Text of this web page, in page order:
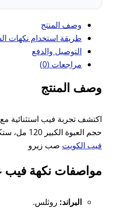
وصف المنتج
طريقة استخدام نكهات
التوصيل والدفع
مراجعات (0)
وصف المنتج
اكتشف تجربة فيب استثنائية
حجم العبوة الكبير 120 مل، ستكون لديك تجربة تدخين طويلة تدوم طويلاً دون الحاجة إلى إعادة التعبئة. استمتع بنكهات مليئة بالحياة، ودع كل سحبة تأخذك إلى عالم من الانتعاش والمذاق الفاخر من متجر
فيب الكويت صب زيرو
مواصفات نكهة
البراند: روثلس.